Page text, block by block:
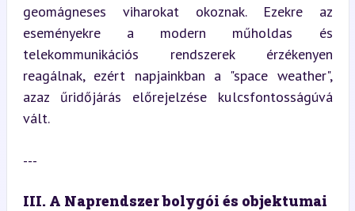
geomágneses viharokat okoznak. Ezekre az
eseményekre a modern műholdas és
telekommunikációs rendszerek érzékenyen
reagálnak, ezért napjainkban a "space weather",
azaz űridőjárás előrejelzése kulcsfontosságúvá
vált.
---
III. A Naprendszer bolygói és objektumai